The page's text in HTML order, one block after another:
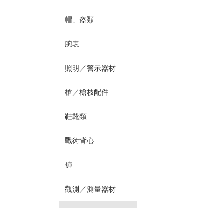
帽、盔類
腕表
照明／警示器材
槍／槍枝配件
鞋靴類
戰術背心
褲
觀測／測量器材